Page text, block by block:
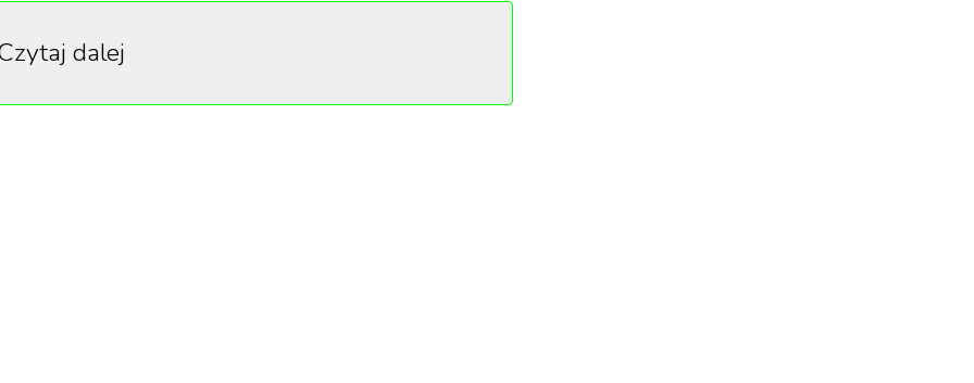
Me the Horizon, Judas Priest, Slipknot, Tool, Marilyna
pierwszy materiał Nergala od kiedy udało mu się
dalej